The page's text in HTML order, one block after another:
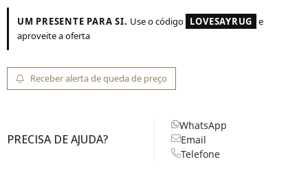
UM PRESENTE PARA SI. Use o código LOVESAYRUG e
aproveite a oferta
Receber alerta de queda de preço
PRECISA DE AJUDA?
WhatsApp
Email
Telefone